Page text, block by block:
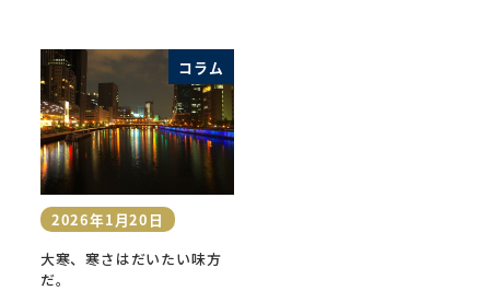
コラム
大寒、寒さはだいたい味方
だ。
投稿日
2026年1月20日